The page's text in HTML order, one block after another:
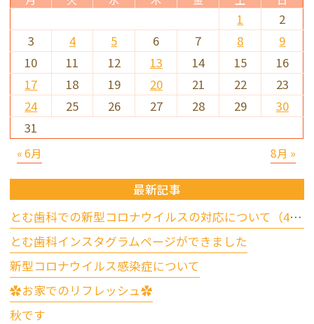
« 6月 8月 »
1
2
3
4 5 6 7 8
9
10
11 12 13 14 15
16
17
18 19 20 21 22
23
24
25 26 27 28 29
30
31
最新記事
とむ歯科での新型コロナウイルスの対応について（4/17更新）
とむ歯科インスタグラムページができました
新型コロナウイルス感染症について
✿お家でのリフレッシュ✿
秋です